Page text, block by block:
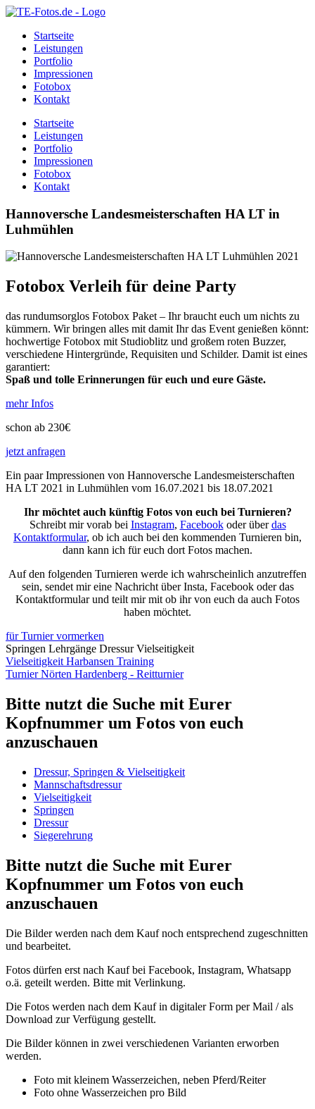
Startseite
Leistungen
Portfolio
Impressionen
Fotobox
Kontakt
Startseite
Leistungen
Portfolio
Impressionen
Fotobox
Kontakt
Hannoversche Landesmeisterschaften HA LT in
Luhmühlen
Fotobox Verleih für deine Party
das rundumsorglos Fotobox Paket – Ihr braucht euch um nichts zu
kümmern. Wir bringen alles mit damit Ihr das Event genießen könnt:
hochwertige Fotobox mit Studioblitz und großem roten Buzzer,
verschiedene Hintergründe, Requisiten und Schilder. Damit ist eines
garantiert:
Spaß und tolle Erinnerungen für euch und eure Gäste.
mehr Infos
schon ab 230€
jetzt anfragen
Ein paar Impressionen von Hannoversche Landesmeisterschaften
HA LT 2021 in Luhmühlen vom 16.07.2021 bis 18.07.2021
Ihr möchtet auch künftig Fotos von euch bei Turnieren?
Schreibt mir vorab bei Instagram, Facebookoder überdas
Kontaktformular, ob ich auch bei den kommenden Turnieren bin,
dann kann ich für euch dort Fotos machen.
Auf den folgenden Turnieren werde ich wahrscheinlich anzutreffen
sein, sendet mir eine Nachricht über Insta, Facebook oder das
Kontaktformular und teilt mir mit ob ihr von euch da auch Fotos
haben möchtet.
für Turnier vormerken
Springen Lehrgänge DressurVielseitigkeit
Vielseitigkeit Harbansen Training
Turnier Nörten Hardenberg - Reitturnier
Bitte nutzt die Suche mit Eurer
Kopfnummer um Fotos von euch
anzuschauen
Dressur, Springen & Vielseitigkeit
Mannschaftsdressur
Vielseitigkeit
Springen
Dressur
Siegerehrung
Bitte nutzt die Suche mit Eurer
Kopfnummer um Fotos von euch
anzuschauen
Die Bilder werden nach dem Kauf noch entsprechend zugeschnitten
und bearbeitet.
Fotos dürfen erst nach Kauf bei Facebook, Instagram, Whatsapp
o.ä. geteilt werden. Bitte mit Verlinkung.
Die Fotos werden nach dem Kauf in digitaler Form per Mail / als
Download zur Verfügung gestellt.
Die Bilder können in zwei verschiedenen Varianten erworben
werden.
Foto mit kleinem Wasserzeichen, neben Pferd/Reiter
Foto ohne Wasserzeichen pro Bild